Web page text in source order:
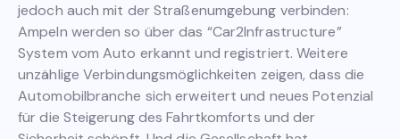
jedoch auch mit der Straßenumgebung verbinden:
Ampeln werden so über das “Car2Infrastructure”
System vom Auto erkannt und registriert. Weitere
unzählige Verbindungsmöglichkeiten zeigen, dass die
Automobilbranche sich erweitert und neues Potenzial
für die Steigerung des Fahrtkomforts und der